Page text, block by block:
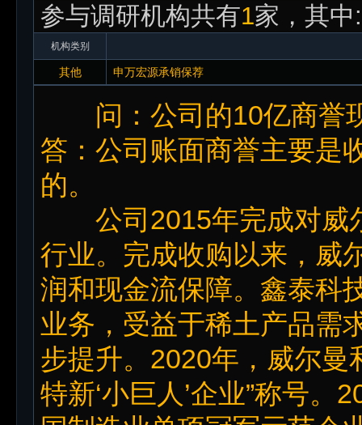
参与调研机构共有1家，其中
机构类别
其他 申万宏源承销保荐
问：公司的10亿商誉
答：公司账面商誉主要是
的。
公司2015年完成对威
行业。完成收购以来，威
润和现金流保障。鑫泰科
业务，受益于稀土产品需
步提升。2020年，威尔曼
特新‘小巨人’企业”称号